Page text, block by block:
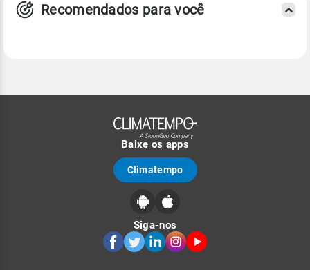
Recomendados para você
Baixe os apps
Climatempo
Siga-nos